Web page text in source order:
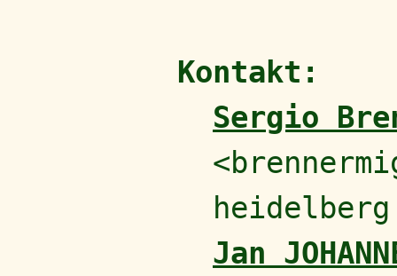
Kontakt:
Sergio
Jan